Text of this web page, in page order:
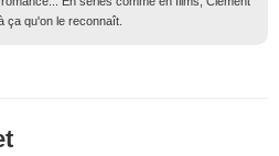
ça qu'on le reconnaît.